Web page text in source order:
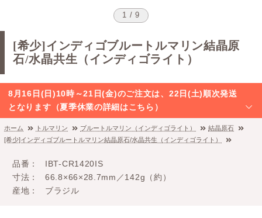
1 / 9
[希少]インディゴブルートルマリン結晶原
石/水晶共生（インディゴライト）
8月16日(日)10時～21日(金)のご注文は、22日(土)順次発送
となります（夏季休業の詳細はこちら）
ホーム トルマリン ブルートルマリン（インディゴライト）
結晶原石
[希少]インディゴブルートルマリン結晶原石/水晶共生（インディゴライト）
品番
IBT-CR1420IS
寸法
66.8×66×28.7mm／142g（約）
産地
ブラジル